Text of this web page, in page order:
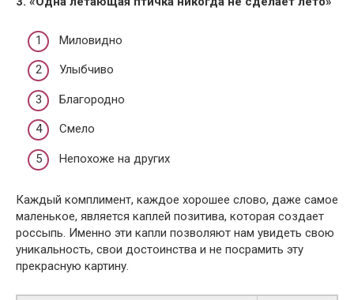
Миловидно
Улыбчиво
Благородно
Смело
Непохоже на других
Каждый комплимент, каждое хорошее слово, даже самое
маленькое, является каплей позитива, которая создает
россыпь. Именно эти капли позволяют нам увидеть свою
уникальность, свои достоинства и не посрамить эту
прекрасную картину.